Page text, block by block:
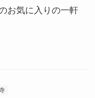
お気に入りの一軒